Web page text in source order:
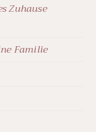
Zuhause
Familie